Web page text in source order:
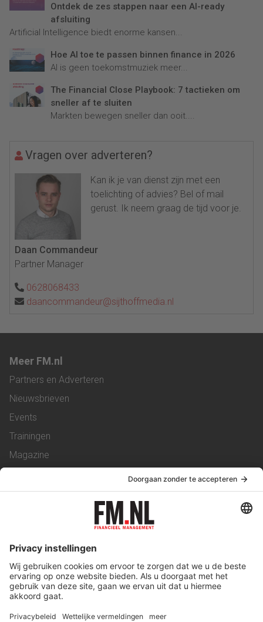
Ontdek de zes stappen naar een AI-ready
afsluiting
Artificial Intelligence biedt enorme kansen...
Hoe AI toe te passen binnen finance in 2026
AI is geen toekomstmuziek meer...
The Financial Close Playbook: 7 tactieken om
sneller af te sluiten
Markten bewegen sneller dan ooit....
Vragen over adverteren?
Kan ik je van dienst zijn met een
toelichting of advies? Bel of mail
gerust. Ik neem graag de tijd voor je.
Daan Commandeur
Partner Manager
0628068433
daancommandeur@sijthoffmedia.nl
Meer FM.nl
Partners en Adverteren
Nieuwsbrieven
Events
Trainingen
Magazine
Service & Contact
Werken bij ons
Privacy Statement
Algemene Voorwaarden